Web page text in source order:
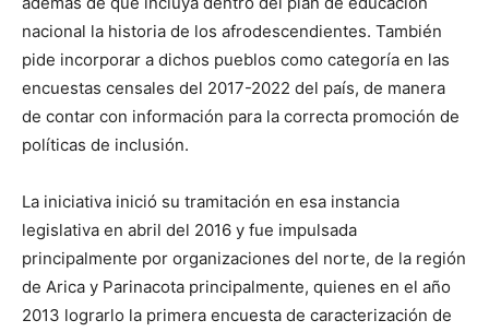
nacional la historia de los afrodescendientes. También
pide incorporar a dichos pueblos como categoría en las
encuestas censales del 2017-2022 del país, de manera
de contar con información para la correcta promoción de
políticas de inclusión.
La iniciativa inició su tramitación en esa instancia
legislativa en abril del 2016 y fue impulsada
principalmente por organizaciones del norte, de la región
de Arica y Parinacota principalmente, quienes en el año
2013 lograrlo la primera encuesta de caracterización de